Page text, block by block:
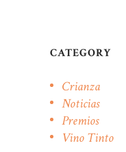
CATEGORY
Crianza
Noticias
Premios
Vino Tinto